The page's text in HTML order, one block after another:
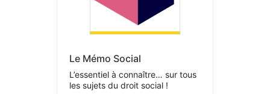
Le Mémo Social
L’essentiel à connaître… sur tous
les sujets du droit social !